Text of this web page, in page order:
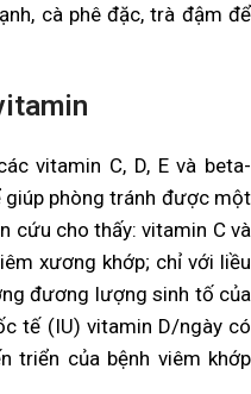
cà phê đặc, trà đậm để
vitamin C, D, E và beta-
phòng tránh được một
cứu cho thấy: vitamin C và
xương khớp; chỉ với liều
đương lượng sinh tố của
tế (IU) vitamin D/ngày có
triển của bệnh viêm khớp